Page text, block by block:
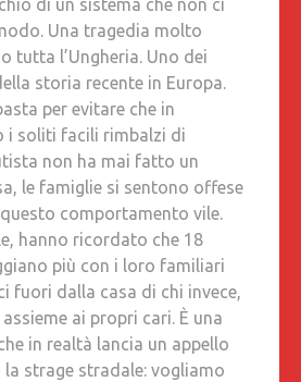
di un sistema che non ci
Una tragedia molto
tutta l’Ungheria. Uno dei
storia recente in Europa.
per evitare che in
i soliti facili rimbalzi di
non ha mai fatto un
le famiglie si sentono offese
comportamento vile.
hanno ricordato che 18
più con i loro familiari
fuori dalla casa di chi invece,
ai propri cari. È una
in realtà lancia un appello
strage stradale: vogliamo